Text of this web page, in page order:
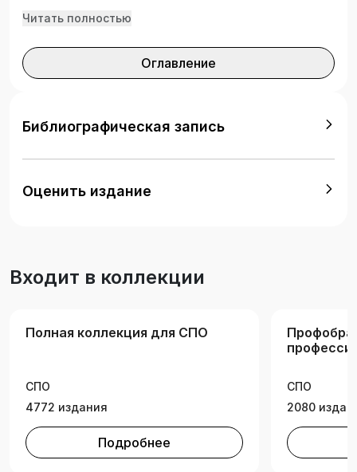
организационные основы участия специалиста
работы с материальными следами при
производстве осмотра места пожара и
иных вещественных доказательств. Задания,
формирование у студентов правовой базы и
практических навыков принятия верных
решений на разных этапах процессуальных
профессионального образования
Читать полностью
Оглавление
Библиографическая запись
Оценить издание
Входит в коллекции
Полная коллекция для СПО
СПО
4772 издания
Подробнее
СПО
2080